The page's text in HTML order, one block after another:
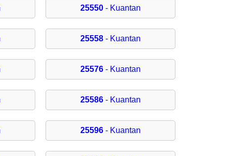
25550- Kuantan
25558- Kuantan
25576- Kuantan
25586- Kuantan
25596- Kuantan